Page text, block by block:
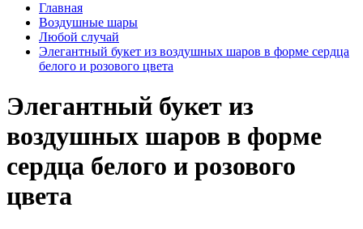
Главная
Воздушные шары
Любой случай
Элегантный букет из воздушных шаров в форме сердца
белого и розового цвета
Элегантный букет из
воздушных шаров в форме
сердца белого и розового
цвета